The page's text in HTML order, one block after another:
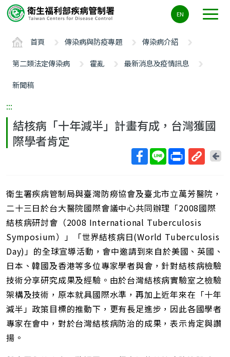
要
ALT+C
EN
首頁 傳染病與防疫專題
傳染病介紹
第二類法定傳染病
霍亂
最新消息及疫情訊息
新聞稿
:::
結核病「十年減半」計畫有成，台灣獲國
際學者肯定
短
網
址
回
衛生署疾病管制局與臺灣防癆協會及臺北市立萬芳醫院，
二十三日於台大醫院國際會議中心共同辦理「2008國際
結核病研討會（2008 International Tuberculosis
Symposium）」「世界結核病日(World Tuberculosis
Day)」的全球宣導活動，會中邀請到來自於美國、英國、
日本、韓國及香港等多位專家學者與會，針對結核病檢驗
技術分享研究成果及經驗。由於台灣結核病實驗室之檢驗
架構及技術，原本就具國際水準，再加上近年來在「十年
減半」政策目標的推動下，更有長足進步，因此各國學者
專家在會中，對於台灣結核病防治的成果，表示肯定與讚
揚。